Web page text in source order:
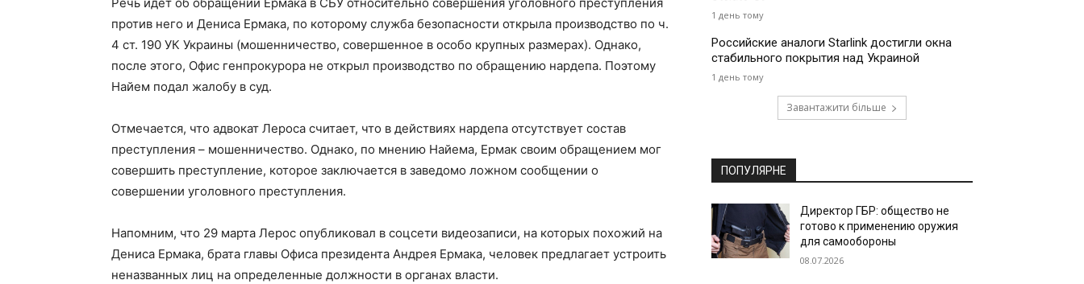
против него и Дениса Ермака, по которому служба безопасности открыла производство по ч.
4 ст. 190 УК Украины (мошенничество, совершенное в особо крупных размерах). Однако,
после этого, Офис генпрокурора не открыл производство по обращению нардепа. Поэтому
Найем подал жалобу в суд.
Отмечается, что адвокат Лероса считает, что в действиях нардепа отсутствует состав
преступления – мошенничество. Однако, по мнению Найема, Ермак своим обращением мог
совершить преступление, которое заключается в заведомо ложном сообщении о
совершении уголовного преступления.
Напомним, что 29 марта Лерос опубликовал в соцсети видеозаписи, на которых похожий на
Дениса Ермака, брата главы Офиса президента Андрея Ермака, человек предлагает устроить
неназванных лиц на определенные должности в органах власти.
1 день тому
Российские аналоги Starlink достигли окна
стабильного покрытия над Украиной
1 день тому
Завантажити більше
ПОПУЛЯРНЕ
Директор ГБР: общество не
готово к применению оружия
для самообороны
08.07.2026